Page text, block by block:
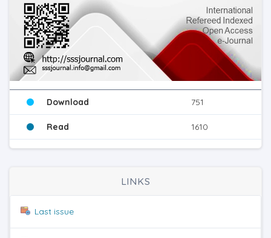
Download 751
Read 1610
LINKS
Last issue